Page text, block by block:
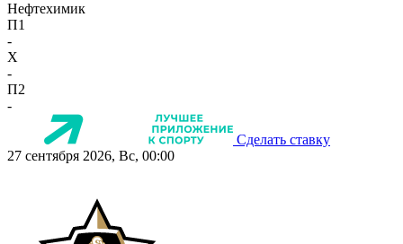
Нефтехимик
П1
-
X
-
П2
-
Сделать ставку
27 сентября 2026, Вс, 00:00